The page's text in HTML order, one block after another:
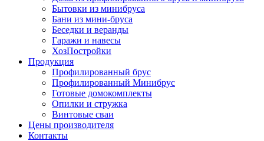
Бытовки из минибруса
Бани из мини-бруса
Беседки и веранды
Гаражи и навесы
ХозПостройки
Продукция
Профилированный брус
Профилированный Минибрус
Готовые домокомплекты
Опилки и стружка
Винтовые сваи
Цены производителя
Контакты